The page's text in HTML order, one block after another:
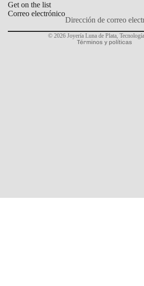
Get on the list
Correo electrónico
© 2026 Joyería Luna de Plata
Términos y políticas
Política de privacidad